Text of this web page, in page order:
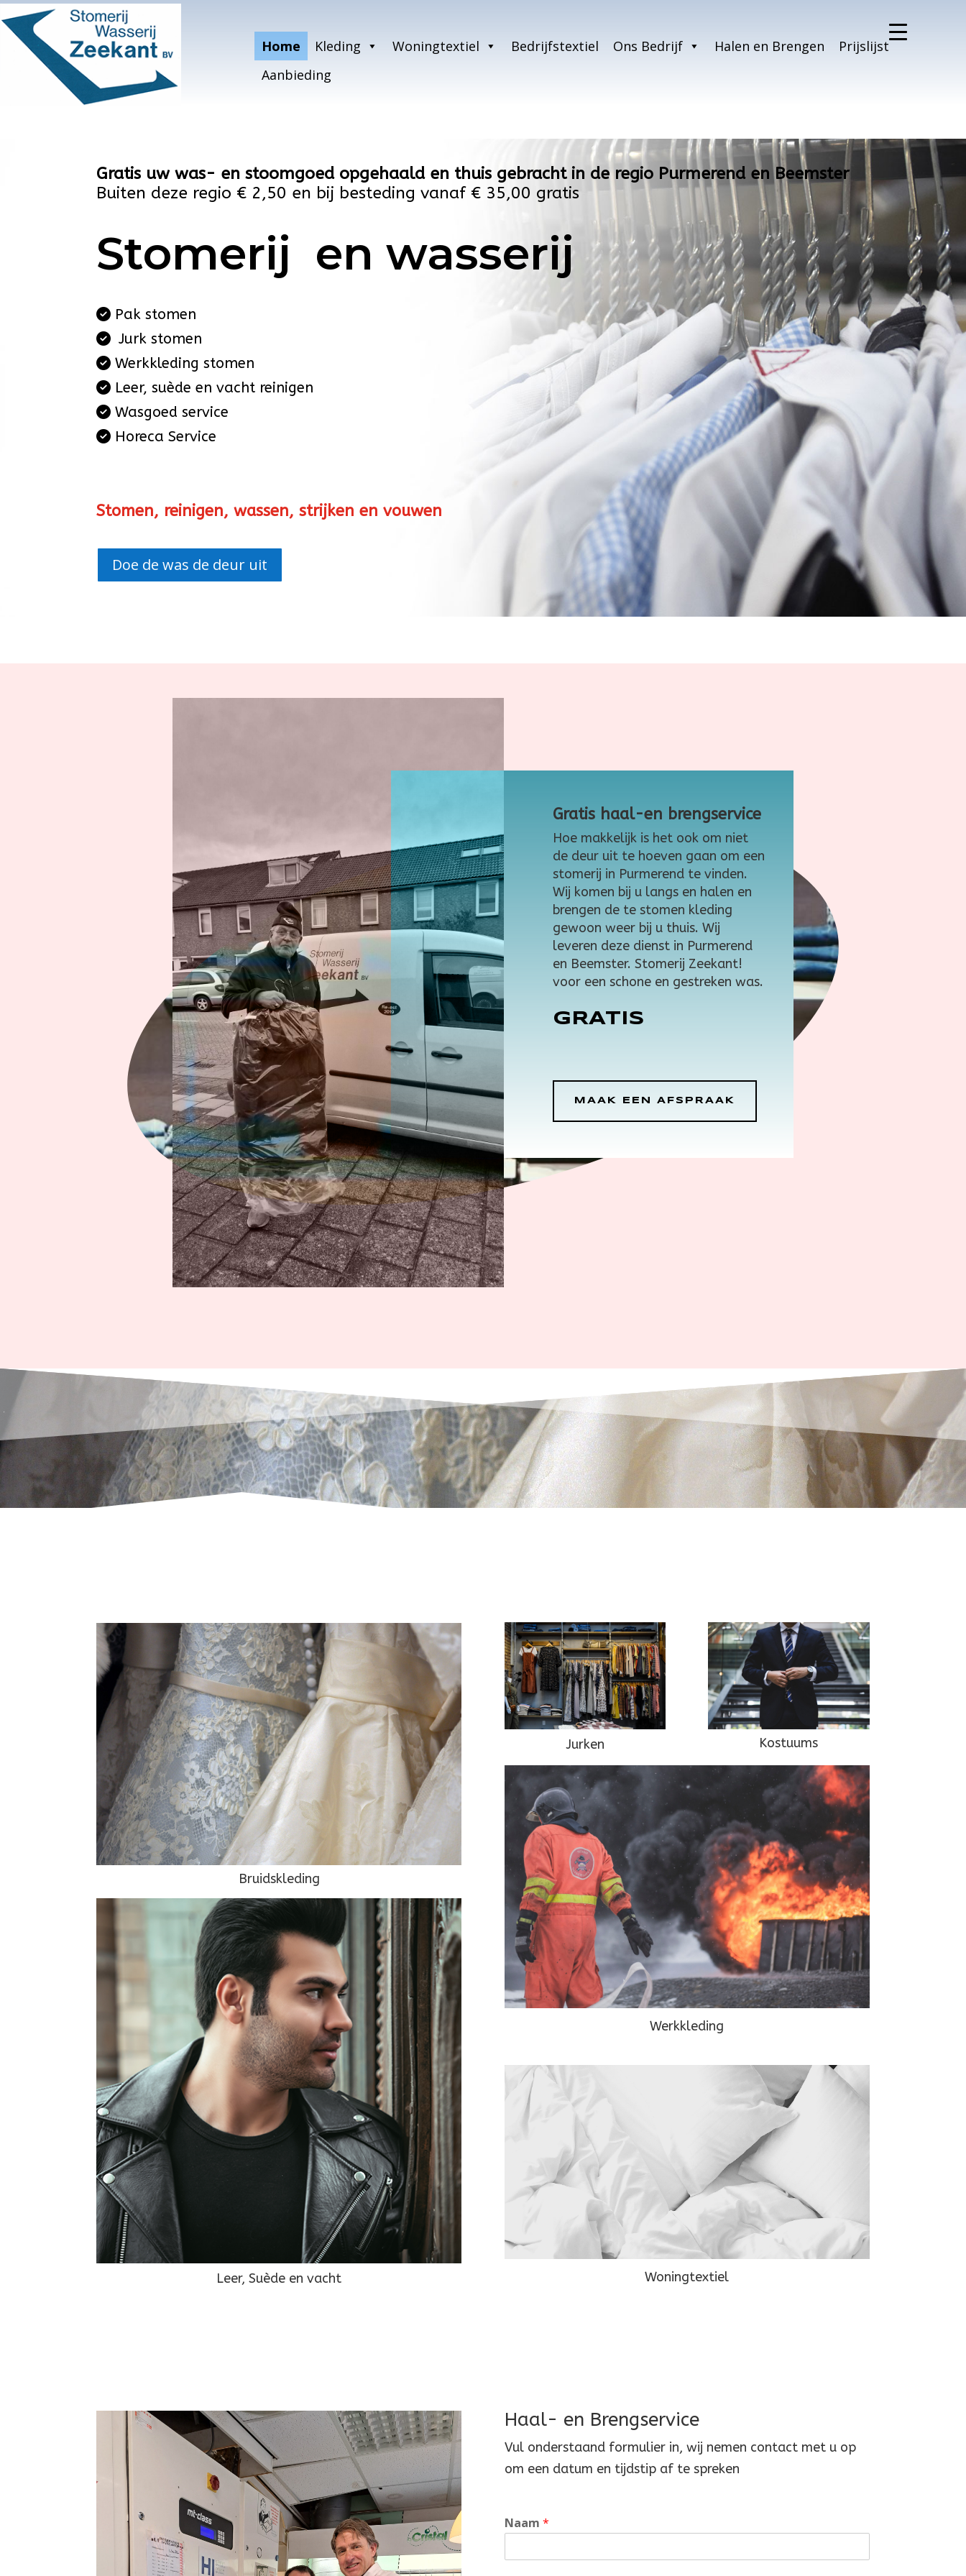
Home Kleding Woningtextiel Bedrijfstextiel Ons Bedrijf Halen en Brengen
Prijslijst
Aanbieding
Gratis uw was- en stoomgoed opgehaald en thuis gebracht in de regio Purmerend en Beemster
Buiten deze regio € 2,50 en bij besteding vanaf € 35,00 gratis
Stomerij en wasserij
Pak stomen
Jurk stomen
Werkkleding stomen
Leer, suède en vacht reinigen
Wasgoed service
Horeca Service
Stomen, reinigen, wassen, strijken en vouwen
Doe de was de deur uit
Gratis haal-en brengservice
Hoe makkelijk is het ook om niet
de deur uit te hoeven gaan om een
stomerij in Purmerend te vinden.
Wij komen bij u langs en halen en
brengen de te stomen kleding
gewoon weer bij u thuis. Wij
leveren deze dienst in Purmerend
en Beemster. Stomerij Zeekant!
voor een schone en gestreken was.
GRATIS
MAAK EEN AFSPRAAK
Bruidskleding
Leer, Suède en vacht
Jurken Kostuums
Werkkleding
Woningtextiel
Videospeler Haal- en Brengservice
Vul onderstaand formulier in, wij nemen contact met u op
om een datum en tijdstip af te spreken
Naam *